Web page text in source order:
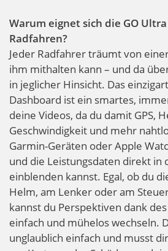
Warum eignet sich die GO
Radfahren?
Jeder Radfahrer träumt von
ihm mithalten kann – und da
in jeglicher Hinsicht. Das
Dashboard ist ein smartes,
deine Videos, da du damit GPS,
Geschwindigkeit und mehr
Garmin-Geräten oder Apple
und die Leistungsdaten direkt in
einblenden kannst. Egal, ob du
Helm, am Lenker oder am
kannst du Perspektiven dank
einfach und mühelos wechseln.
unglaublich einfach und musst